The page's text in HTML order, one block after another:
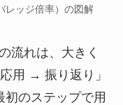
レッジ倍率）の図解
流れは、大きく
用 → 振り返り」
のステップで用